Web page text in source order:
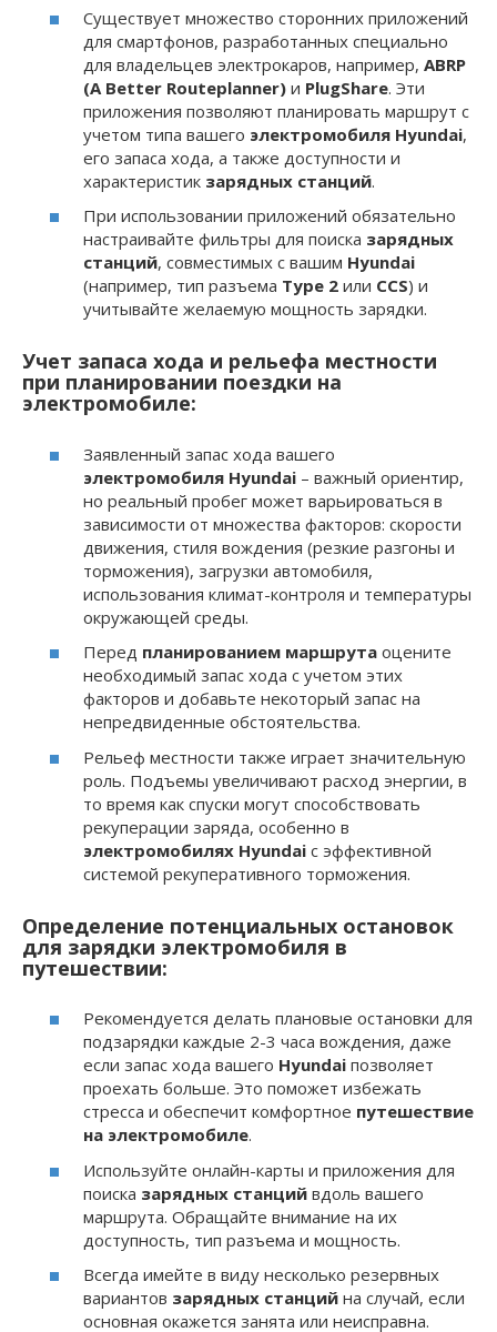
Существует множество сторонних приложений
для смартфонов, разработанных специально
для владельцев электрокаров, например, ABRP
(A Better Routeplanner) и PlugShare. Эти
приложения позволяют планировать маршрут с
учетом типа вашего электромобиля Hyundai,
его запаса хода, а также доступности и
характеристик зарядных станций.
При использовании приложений обязательно
настраивайте фильтры для поиска зарядных
станций, совместимых с вашим Hyundai
(например, тип разъема Type 2 или CCS) и
учитывайте желаемую мощность зарядки.
Учет запаса хода и рельефа местности
при планировании поездки на
электромобиле:
Заявленный запас хода вашего
электромобиля Hyundai – важный ориентир,
но реальный пробег может варьироваться в
зависимости от множества факторов: скорости
движения, стиля вождения (резкие разгоны и
торможения), загрузки автомобиля,
использования климат-контроля и температуры
окружающей среды.
Перед планированием маршрута оцените
необходимый запас хода с учетом этих
факторов и добавьте некоторый запас на
непредвиденные обстоятельства.
Рельеф местности также играет значительную
роль. Подъемы увеличивают расход энергии, в
то время как спуски могут способствовать
рекуперации заряда, особенно в
электромобилях Hyundai с эффективной
системой рекуперативного торможения.
Определение потенциальных остановок
для зарядки электромобиля в
путешествии:
Рекомендуется делать плановые остановки для
подзарядки каждые 2-3 часа вождения, даже
если запас хода вашего Hyundai позволяет
проехать больше. Это поможет избежать
стресса и обеспечит комфортное путешествие
на электромобиле.
Используйте онлайн-карты и приложения для
поиска зарядных станций вдоль вашего
маршрута. Обращайте внимание на их
доступность, тип разъема и мощность.
Всегда имейте в виду несколько резервных
вариантов зарядных станций на случай, если
основная окажется занята или неисправна.